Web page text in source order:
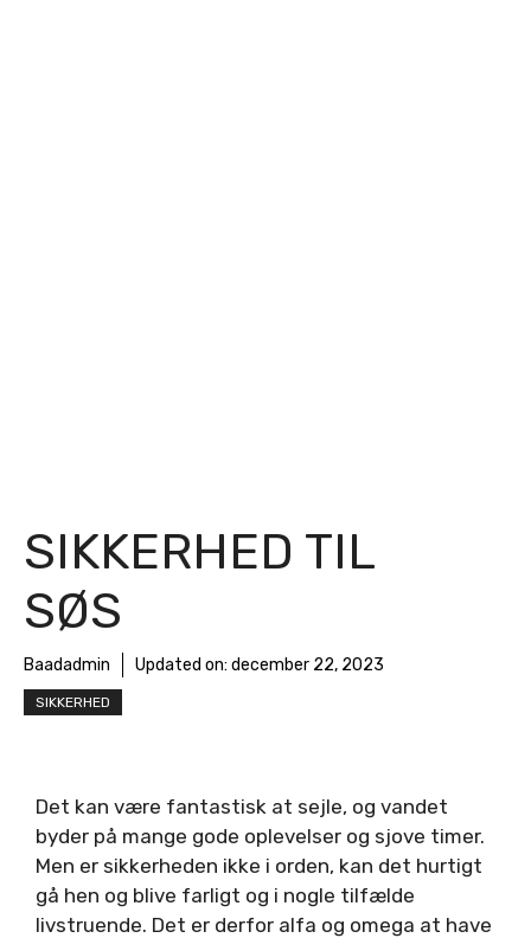
SIKKERHED TIL
SØS
Baadadmin Updated on: december 22, 2023
SIKKERHED
Det kan være fantastisk at sejle, og vandet
byder på mange gode oplevelser og sjove timer.
Men er sikkerheden ikke i orden, kan det hurtigt
gå hen og blive farligt og i nogle tilfælde
livstruende. Det er derfor alfa og omega at have